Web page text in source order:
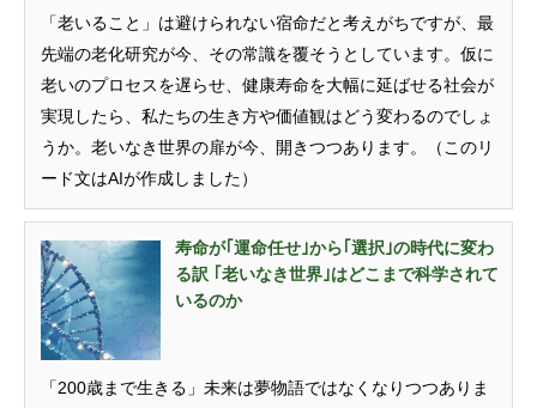
「老いること」は避けられない宿命だと考えがちですが、最
先端の老化研究が今、その常識を覆そうとしています。仮に
老いのプロセスを遅らせ、健康寿命を大幅に延ばせる社会が
実現したら、私たちの生き方や価値観はどう変わるのでしょ
うか。老いなき世界の扉が今、開きつつあります。（このリ
ード文はAIが作成しました）
寿命が｢運命任せ｣から｢選択｣の時代に変わ
る訳 ｢老いなき世界｣はどこまで科学されて
いるのか
「200歳まで生きる」未来は夢物語ではなくなりつつありま